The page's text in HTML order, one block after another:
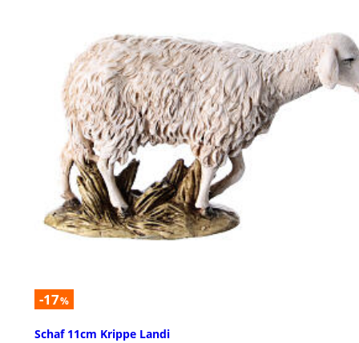
-17%
Schaf 11cm Krippe Landi